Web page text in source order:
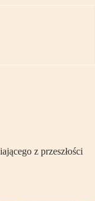
z przeszłości